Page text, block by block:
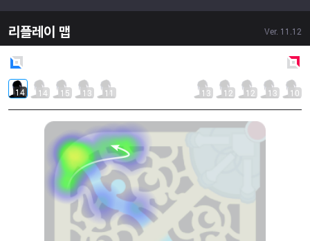
리플레이 맵 Ver. 11.12
14 14 15 13 11 13 12 12 13 10